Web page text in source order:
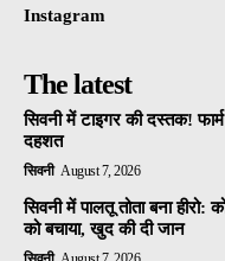
Instagram
The latest
सिवनी में टाइगर की दस्तक!
दहशत
सिवनी August 7, 2026
सिवनी में पालतू तोता बना
को बचाया, खुद की दी जान